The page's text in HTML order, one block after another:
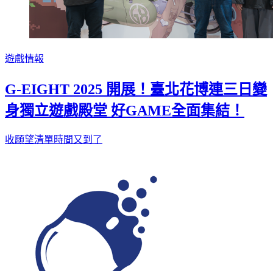
遊戲情報
G-EIGHT 2025 開展！臺北花博連三日變
身獨立遊戲殿堂 好GAME全面集結！
收願望清單時間又到了